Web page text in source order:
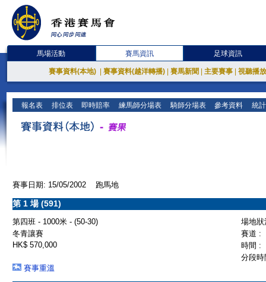
馬場活動 賽馬資訊 足球資訊
賽事資料(本地) 賽事資料(越洋轉播) 賽馬新聞 主要賽事 視聽播
報名表 排位表 即時賠率 練馬師分場表 騎師分場表 參考資料 統
賽事日期: 15/05/2002 跑馬地
第 1 場 (591)
第四班 - 1000米 - (50-30)
場地
冬青讓賽
賽道 :
HK$ 570,000
時間 :
分段
賽事重溫